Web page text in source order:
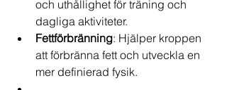
och uthållighet för träning och
dagliga aktiviteter.
Fettförbränning: Hjälper kroppen
att förbränna fett och utveckla en
mer definierad fysik.